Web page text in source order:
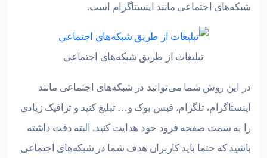
شبکه‌های اجتماعی مانند اینستاگرام است.
تبلیغات از طریق شبکه‌های اجتماعی
در این روش شما می‌توانید در شبکه‌های اجتماعی مانند
اینستاگرام، تلگرام، فیس بوک و… تبلیغ کنید و ترافیک زیادی
را به سمت صفحه فرود خود هدایت کنید. البته دقت داشته
باشید که حتما باید کاربران هدف شما در شبکه‌های اجتماعی